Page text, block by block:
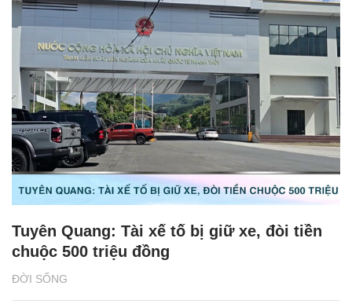
ĐỜI SỐNG
Tuyên Quang: Tài xế tố bị giữ xe, đòi tiền
chuộc 500 triệu đồng